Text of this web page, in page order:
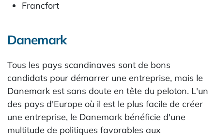
Francfort
Danemark
Tous les pays scandinaves sont de bons
candidats pour démarrer une entreprise, mais le
Danemark est sans doute en tête du peloton. L'un
des pays d'Europe où il est le plus facile de créer
une entreprise, le Danemark bénéficie d'une
multitude de politiques favorables aux